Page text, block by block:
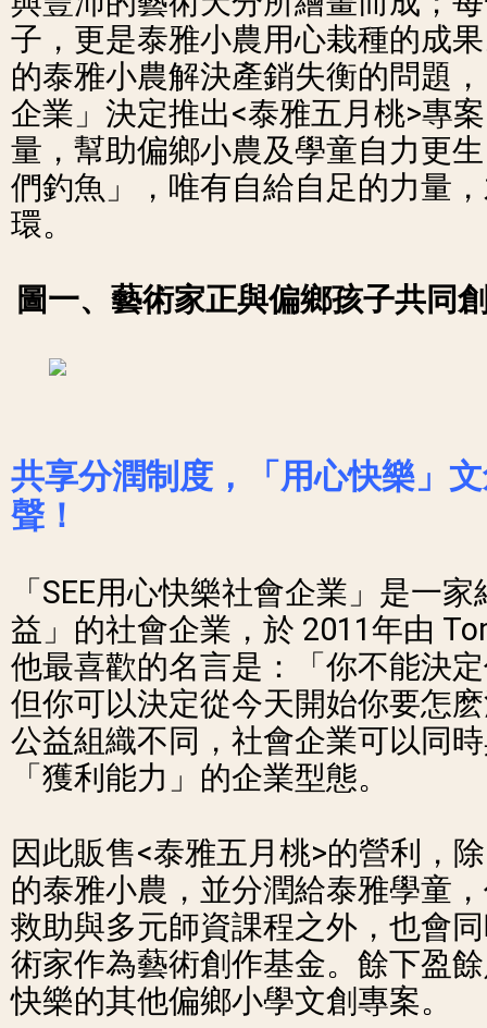
子，更是泰雅小農用心栽種的成
的泰雅小農解決產銷失衡的問題
企業」決定推出<泰雅五月桃>專
量，幫助偏鄉小農及學童自力更
們釣魚」，唯有自給自足的力量
環。
圖一、 藝術家正與偏鄉孩子共同
共享分潤制度，「用心快樂」
聲！
「SEE用心快樂社會企業」是一
益」的社會企業，於 2011年由
他最喜歡的名言是：「你不能決
但你可以決定從今天開始你要怎
公益組織不同，社會企業可以同
「獲利能力」的企業型態。
因此販售<泰雅五月桃>的營利，
的泰雅小農，並分潤給泰雅學童
救助與多元師資課程之外，也會
術家作為藝術創作基金。餘下盈
快樂的其他偏鄉小學文創專案。